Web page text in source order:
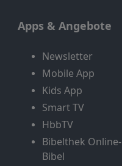
Apps & Angebote
Newsletter
Mobile App
Kids App
Smart TV
HbbTV
Bibelthek Online-
Bibel